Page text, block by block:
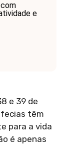
e
e 39 de
têm
para a vida
é apenas